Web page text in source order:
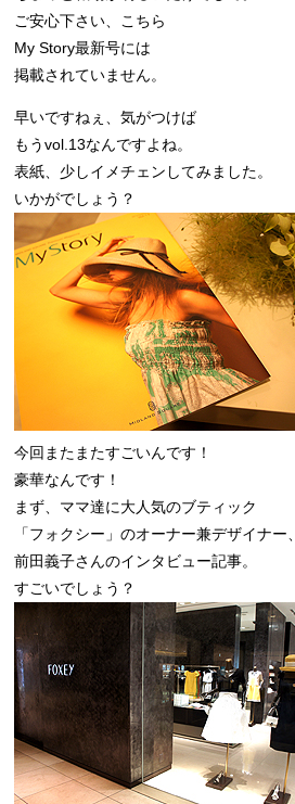
ご安心下さい、こちら
My Story最新号には
掲載されていません。
早いですねぇ、気がつけば
もうvol.13なんですよね。
表紙、少しイメチェンしてみました。
いかがでしょう？
今回またまたすごいんです！
豪華なんです！
まず、ママ達に大人気のブティック
「フォクシー」のオーナー兼デザイナー、
前田義子さんのインタビュー記事。
すごいでしょう？